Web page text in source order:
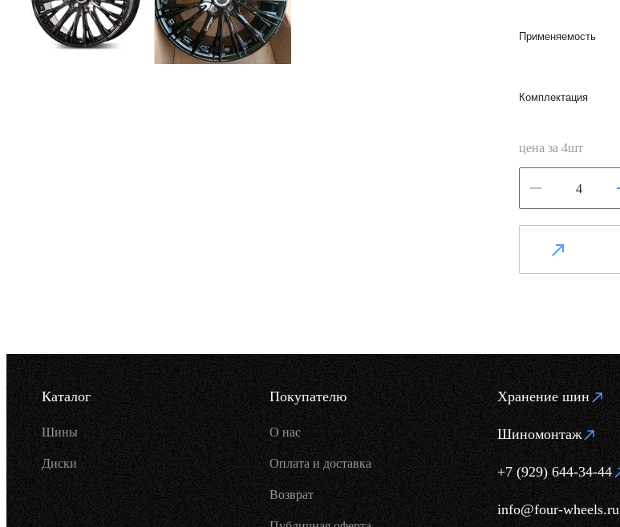
Применяемость
Комплектация
цена за 4шт
Каталог
Шины
Диски
Покупателю
О нас
Оплата и доставка
Возврат
Хранение шин
Шиномонтаж
+7 (929) 644-34-44
info@four-wheels.ru